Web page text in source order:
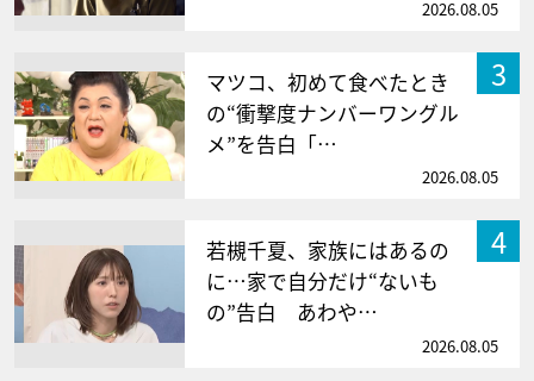
2026.08.05
3
マツコ、初めて食べたとき
の“衝撃度ナンバーワングル
メ”を告白「…
2026.08.05
4
若槻千夏、家族にはあるの
に…家で自分だけ“ないも
の”告白 あわや…
2026.08.05